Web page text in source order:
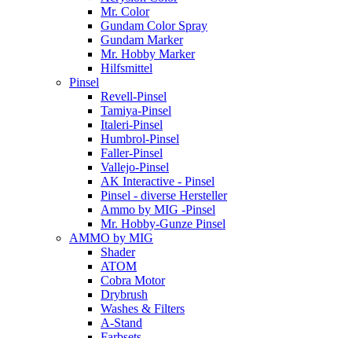
Mr. Color
Gundam Color Spray
Gundam Marker
Mr. Hobby Marker
Hilfsmittel
Pinsel
Revell-Pinsel
Tamiya-Pinsel
Italeri-Pinsel
Humbrol-Pinsel
Faller-Pinsel
Vallejo-Pinsel
AK Interactive - Pinsel
Pinsel - diverse Hersteller
Ammo by MIG -Pinsel
Mr. Hobby-Gunze Pinsel
AMMO by MIG
Shader
ATOM
Cobra Motor
Drybrush
Washes & Filters
A-Stand